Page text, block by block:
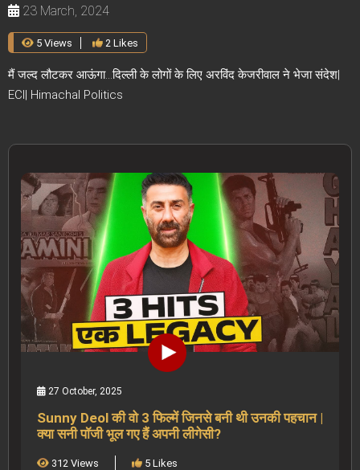
23 March, 2024
5 Views 2 Likes
मैं जल्द लौटकर आऊंगा…दिल्ली के लोगों के लिए अरविंद केजरीवाल ने भेजा संदेश|
ECI| Himachal Politics
27 October, 2025
Sunny Deol की वो 3 फिल्में जिनसे बनी थी उनकी पहचान |
क्या सनी पॉजी भूल गए हैं अपनी लीगेसी?
312 Views 5 Likes